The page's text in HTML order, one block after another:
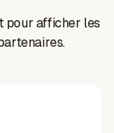
pour afficher les